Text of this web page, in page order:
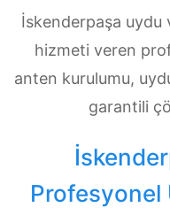
İskenderpaşa uydu
hizmeti veren
anten kurulumu,
garantili
Profesyonel